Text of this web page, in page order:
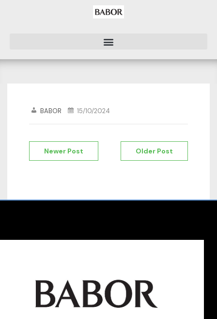
BABOR 15/10/2024
Newer Post Older Post